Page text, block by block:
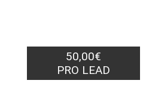
50,00€
PRO LEAD